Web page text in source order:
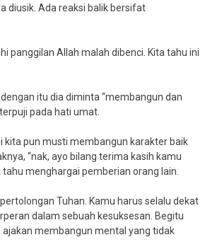
diusik. Ada reaksi balik bersifat
panggilan Allah malah dibenci. Kita tahu ini
itu dia diminta “membangun dan
pada hati umat.
kita pun musti membangun karakter baik
“nak, ayo bilang terima kasih kamu
menghargai pemberian orang lain.
Tuhan. Kamu harus selalu dekat
dalam sebuah kesuksesan. Begitu
ajakan membangun mental yang tidak